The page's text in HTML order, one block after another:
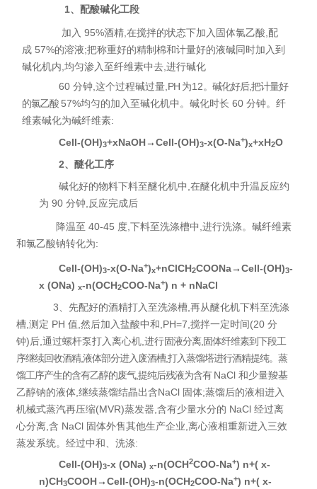
1、配酸碱化工段
加入 95%酒精,在搅拌的状态下加入固体氯乙酸,配
成 57%的溶液;把称重好的精制棉和计量好的液碱同时加入到
碱化机内,均匀渗入至纤维素中去,进行碱化
60 分钟,这个过程碱过量, PH 为12。碱化好后,把计量好
的氯乙酸 57%均匀的加入至碱化机中。碱化时长 60 分钟。纤
维素碱化为碱纤维素:
Cell-(OH)3+xNaOH→Cell-(OH)3-x(O-Na+)x+xH2O
2、醚化工序
碱化好的物料下料至醚化机中,在醚化机中升温反应约
为 90 分钟,反应完成后
降温至 40-45 度,下料至洗涤槽中,进行洗涤。碱纤维素
和氯乙酸钠转化为:
Cell-(OH)3-x(O-Na+)x+nClCH2COONa→Cell-(OH)3-
x (ONa) x-n(OCH2COO-Na+) n + nNaCl
3 、先配好的酒精打入至洗涤槽,再从醚化机下料至洗涤
槽,测定 PH 值,然后加入盐酸中和,PH=7,搅拌一定时间(20 分
钟)后,通过螺杆泵打入离心机,进行固液分离,固体纤维素到下段工
序继续回收酒精,液体部分进入废酒槽,打入蒸馏塔进行酒精提纯。蒸
馏工序产生的含有乙醇的废气,提纯后残液为含有NaCl 和少量羧基
乙醇钠的液体,继续蒸馏结晶出含NaCl 固体;蒸馏后的液相进入
机械式蒸汽再压缩(MVR)蒸发器,含有少量水分的 NaCl 经过离
心分离,含 NaCl 固体外售其他生产企业,离心液相重新进入三效
蒸发系统。经过中和、洗涤:
Cell-(OH)3-x (ONa) x-n(OCH2COO-Na+) n+( x-
n)CH3COOH→Cell-(OH)3-n(OCH2COO-Na+) n+( x-